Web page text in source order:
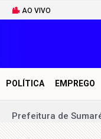
AO VIVO
POLÍTICA EMPREGO
Prefeitura de
Operação Sossego